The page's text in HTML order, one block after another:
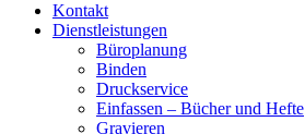
Kontakt
Dienstleistungen
Büroplanung
Binden
Druckservice
Einfassen – Bücher und Hefte
Gravieren